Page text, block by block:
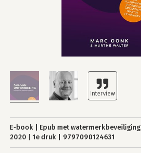
E-book Epub met watermerkbeveiliging
2020
1e druk 9797090124631